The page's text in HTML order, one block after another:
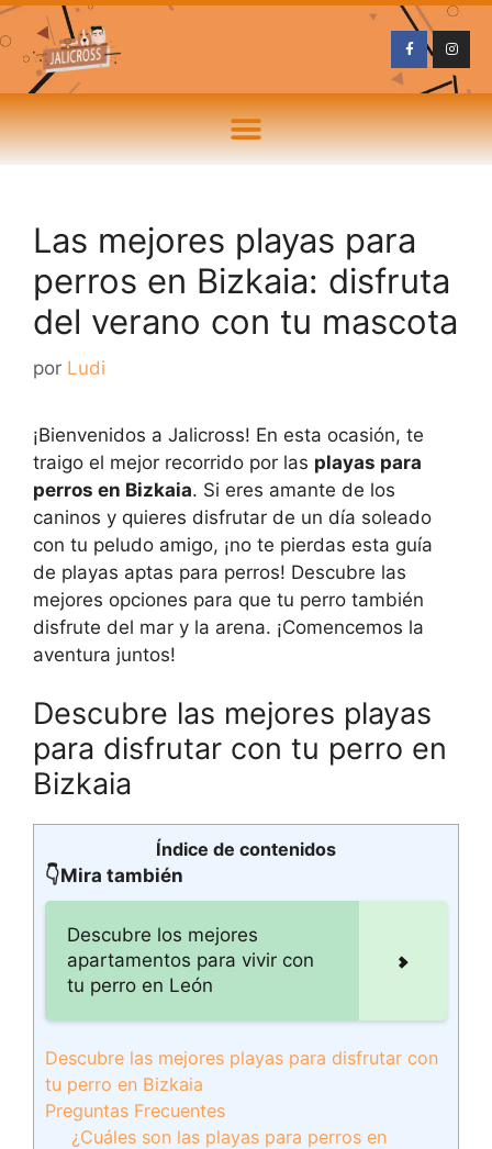
Las mejores playas para
perros en Bizkaia: disfruta
del verano con tu mascota
por Ludi
¡Bienvenidos a Jalicross! En esta ocasión, te
traigo el mejor recorrido por las playas para
perros en Bizkaia. Si eres amante de los
caninos y quieres disfrutar de un día soleado
con tu peludo amigo, ¡no te pierdas esta guía
de playas aptas para perros! Descubre las
mejores opciones para que tu perro también
disfrute del mar y la arena. ¡Comencemos la
aventura juntos!
Descubre las mejores playas
para disfrutar con tu perro en
Bizkaia
Índice de contenidos
👇Mira también
Descubre los mejores
apartamentos para vivir con
tu perro en León
Descubre las mejores playas para disfrutar con
tu perro en Bizkaia
Preguntas Frecuentes
¿Cuáles son las playas para perros en